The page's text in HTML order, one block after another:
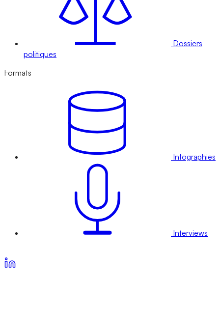
Dossiers
politiques
Formats
Infographies
Interviews